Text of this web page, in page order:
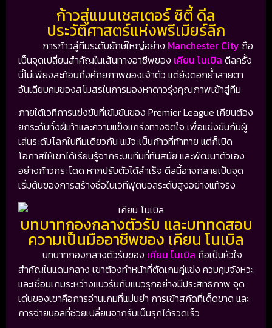
ก้าวสู่แมนเชสเตอร์ ซิตี้ ดีล
ประวัติศาสตร์แห่งพรีเมียร์ลีก
การก้าวสู่ทีมระดับยักษ์ใหญ่อย่าง Manchester City ถือ
เป็นจุดเปลี่ยนสำคัญในเส้นทางอาชีพของ เคียน โนเบิล ดีลครั้ง
นี้ไม่เพียงสะท้อนถึงศักยภาพของเจ้าตัว แต่ยังตอกย้ำสายตา
อันเฉียบคมของสโมสรในการมองหาดาวรุ่งคุณภาพเข้าสู่ทีม
ภายใต้เวทีการแข่งขันที่เข้มข้นของ Premier League เคียนต้อง
ยกระดับทั้งฝีเท้าและความแข็งแกร่งทางจิตใจ เพื่อแข่งขันกับผู้
เล่นระดับโลกในทีมเดียวกัน แม้จะเป็นก้าวที่ท้าทาย แต่ก็เปิด
โอกาสให้เขาได้เรียนรู้จากระบบทีมที่ทันสมัย และพัฒนาตัวเอง
อย่างก้าวกระโดด หากปรับตัวได้สำเร็จ ดีลนี้อาจกลายเป็นจุด
เริ่มต้นของการสร้างชื่อในเวทีฟุตบอลระดับสูงอย่างแท้จริง
บทบาทกองกลางตัวรับ และบททดสอบ
ความเป็นมืออาชีพของ เคียน โนเบิล
บทบาทกองกลางตัวรับของ เคียน โนเบิล ถือเป็นหัวใจ
สำคัญในแดนกลาง เขาต้องทำหน้าที่ตัดเกมคู่แข่ง ควบคุมจังหวะ
และเชื่อมเกมระหว่างแนวรับกับแนวรุกอย่างมีประสิทธิภาพ จุด
เด่นของเขาคือการอ่านเกมที่แม่นยำ การเข้าสกัดที่เด็ดขาด และ
การจ่ายบอลที่ช่วยเปลี่ยนจากรับเป็นรุกได้รวดเร็ว